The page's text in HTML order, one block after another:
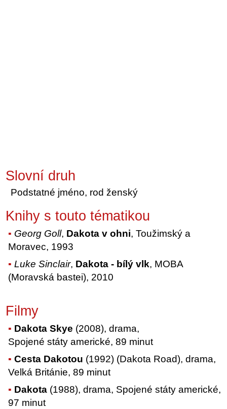
Slovní druh
Podstatné jméno, rod ženský
Knihy s touto tématikou
Georg Goll, Dakota v ohni, Toužimský a
Moravec, 1993
Luke Sinclair, Dakota - bílý vlk, MOBA
(Moravská bastei), 2010
Filmy
Dakota Skye (2008), drama,
Spojené státy americké, 89 minut
Cesta Dakotou (1992) (Dakota Road), drama,
Velká Británie, 89 minut
Dakota (1988), drama, Spojené státy americké,
97 minut